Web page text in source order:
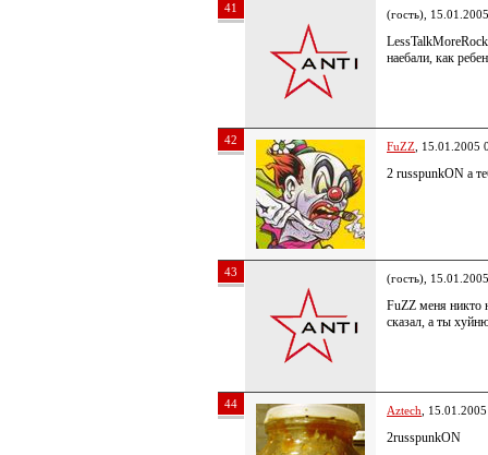
41 (гость),
наебали, как
42 FuZZ , 15.01.2005
2 russpunkON а
43 (гость),
FuZZ меня никто
сказал, а ты
44 Aztech ,
2russpunkON